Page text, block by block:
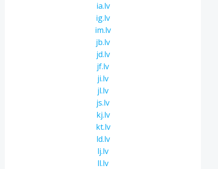
ia.lv
ig.lv
im.lv
jb.lv
jd.lv
jf.lv
ji.lv
jl.lv
js.lv
kj.lv
kt.lv
ld.lv
lj.lv
ll.lv